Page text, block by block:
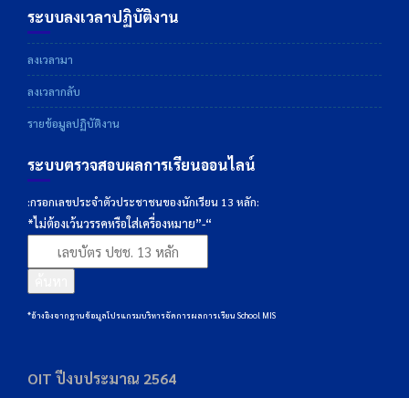
ระบบลงเวลาปฏิบัติงาน
ลงเวลามา
ลงเวลากลับ
รายข้อมูลปฏิบัติงาน
ระบบตรวจสอบผลการเรียนออนไลน์
:กรอกเลขประจำตัวประชาชนของนักเรียน 13 หลัก:
*ไม่ต้องเว้นวรรคหรือใส่เครื่องหมาย”-“
*อ้างอิงจากฐานข้อมูลโปรแกรมบริหารจัดการผลการเรียน School MIS
OIT ปีงบประมาณ 2564